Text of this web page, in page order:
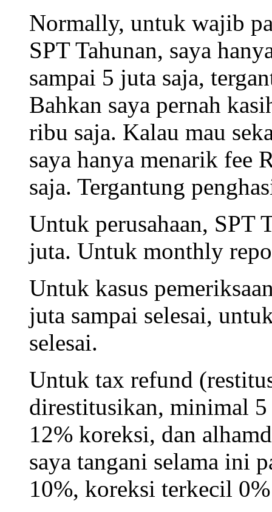
Normally, untuk wajib
SPT Tahunan, saya
sampai 5 juta saja,
Bahkan saya pernah
ribu saja. Kalau mau
saya hanya menarik fee
saja. Tergantung
Untuk perusahaan, SPT
juta. Untuk monthly
Untuk kasus
juta sampai selesai,
selesai.
Untuk tax refund
direstitusikan, minimal 5
12% koreksi, dan
saya tangani selama ini
10%, koreksi terkecil